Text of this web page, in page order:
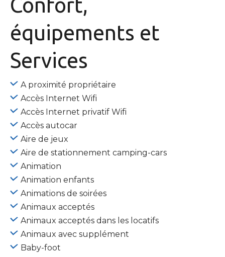
équipements et
Services
A proximité propriétaire
Accès Internet Wifi
Accès Internet privatif Wifi
Accès autocar
Aire de jeux
Aire de stationnement camping-cars
Animation
Animation enfants
Animations de soirées
Animaux acceptés
Animaux acceptés dans les locatifs
Animaux avec supplément
Baby-foot